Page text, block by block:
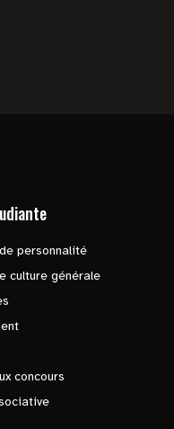
personnalité
culture générale
concours